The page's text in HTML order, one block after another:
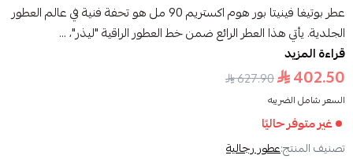
عطر بوتيغا فينيتا بور هوم اكستريم 90 مل هو تحفة فنية في عالم العطور
الجلدية. يأتي هذا العطر الرائع ضمن خط العطور الراقية "ليذر"، ...
قراءة المزيد
402.50
627.90
السعر شامل الضريبه
غير متوفر حاليًا
تصنيف المنتج:عطور رجالية